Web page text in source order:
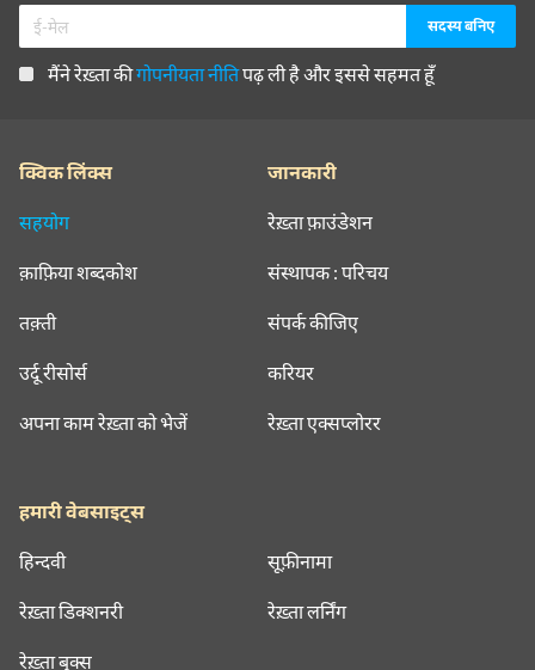
मैंने रेख़्ता कीगोपनीयता नीतिपढ़ ली है और इससे सहमत हूँ
क्विक लिंक्स
सहयोग
क़ाफ़िया शब्दकोश
तक़्ती
उर्दू रीसोर्स
अपना काम रेख़्ता को भेजें
जानकारी
रेख़्ता फ़ाउंडेशन
संस्थापक : परिचय
संपर्क कीजिए
करियर
रेख़्ता एक्सप्लोरर
हमारी वेबसाइट्स
हिन्दवी सूफ़ीनामा
रेख़्ता डिक्शनरी रेख़्ता लर्निंग
रेख़्ता बुक्स